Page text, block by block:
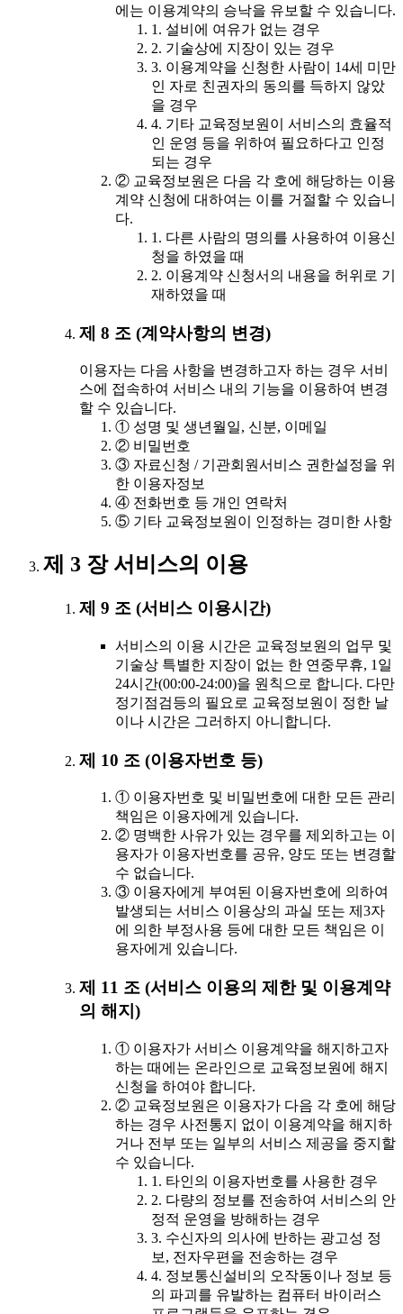
에는 이용계약의 승낙을 유보할 수 있습니다.
1. 설비에 여유가 없는 경우
2. 기술상에 지장이 있는 경우
3. 이용계약을 신청한 사람이 14세 미만
인 자로 친권자의 동의를 득하지 않았
을 경우
4. 기타 교육정보원이 서비스의 효율적
인 운영 등을 위하여 필요하다고 인정
되는 경우
② 교육정보원은 다음 각 호에 해당하는 이용
계약 신청에 대하여는 이를 거절할 수 있습니
다.
1. 다른 사람의 명의를 사용하여 이용신
청을 하였을 때
2. 이용계약 신청서의 내용을 허위로 기
재하였을 때
제 8 조 (계약사항의 변경)
이용자는 다음 사항을 변경하고자 하는 경우 서비
스에 접속하여 서비스 내의 기능을 이용하여 변경
할 수 있습니다.
① 성명 및 생년월일, 신분, 이메일
② 비밀번호
③ 자료신청 / 기관회원서비스 권한설정을 위
한 이용자정보
④ 전화번호 등 개인 연락처
⑤ 기타 교육정보원이 인정하는 경미한 사항
제 3 장 서비스의 이용
제 9 조 (서비스 이용시간)
서비스의 이용 시간은 교육정보원의 업무 및
기술상 특별한 지장이 없는 한 연중무휴, 1일
24시간(00:00-24:00)을 원칙으로 합니다. 다만
정기점검등의 필요로 교육정보원이 정한 날
이나 시간은 그러하지 아니합니다.
제 10 조 (이용자번호 등)
① 이용자번호 및 비밀번호에 대한 모든 관리
책임은 이용자에게 있습니다.
② 명백한 사유가 있는 경우를 제외하고는 이
용자가 이용자번호를 공유, 양도 또는 변경할
수 없습니다.
③ 이용자에게 부여된 이용자번호에 의하여
발생되는 서비스 이용상의 과실 또는 제3자
에 의한 부정사용 등에 대한 모든 책임은 이
용자에게 있습니다.
제 11 조 (서비스 이용의 제한 및 이용계약
의 해지)
① 이용자가 서비스 이용계약을 해지하고자
하는 때에는 온라인으로 교육정보원에 해지
신청을 하여야 합니다.
② 교육정보원은 이용자가 다음 각 호에 해당
하는 경우 사전통지 없이 이용계약을 해지하
거나 전부 또는 일부의 서비스 제공을 중지할
수 있습니다.
1. 타인의 이용자번호를 사용한 경우
2. 다량의 정보를 전송하여 서비스의 안
정적 운영을 방해하는 경우
3. 수신자의 의사에 반하는 광고성 정
보, 전자우편을 전송하는 경우
4. 정보통신설비의 오작동이나 정보 등
의 파괴를 유발하는 컴퓨터 바이러스